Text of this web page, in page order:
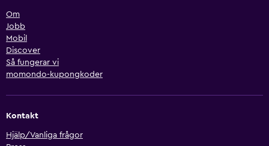
Om
Jobb
Mobil
Discover
Så fungerar vi
momondo-kupongkoder
Kontakt
Hjälp/Vanliga frågor